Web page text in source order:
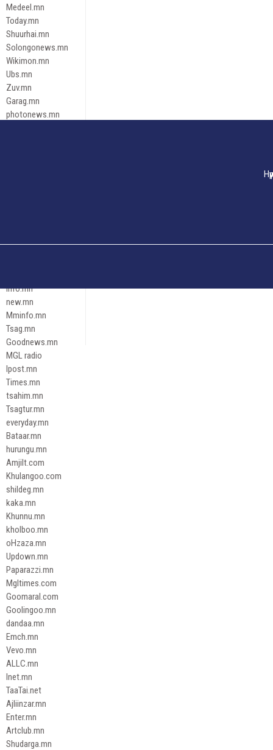
Medeel.mn
Today.mn
Shuurhai.mn
Solongonews.mn
Wikimon.mn
Ubs.mn
Zuv.mn
Garag.mn
photonews.mn
Эрх зүй
info.mn
new.mn
Mminfo.mn
Tsag.mn
Goodnews.mn
MGL radio
Ipost.mn
Times.mn
tsahim.mn
Tsagtur.mn
everyday.mn
Bataar.mn
hurungu.mn
Amjilt.com
Khulangoo.com
shildeg.mn
kaka.mn
Khunnu.mn
kholboo.mn
oHzaza.mn
Updown.mn
Paparazzi.mn
Mgltimes.com
Goomaral.com
Goolingoo.mn
dandaa.mn
Emch.mn
Vevo.mn
ALLC.mn
Inet.mn
TaaTai.net
Ajliinzar.mn
Enter.mn
Artclub.mn
Shudarga.mn